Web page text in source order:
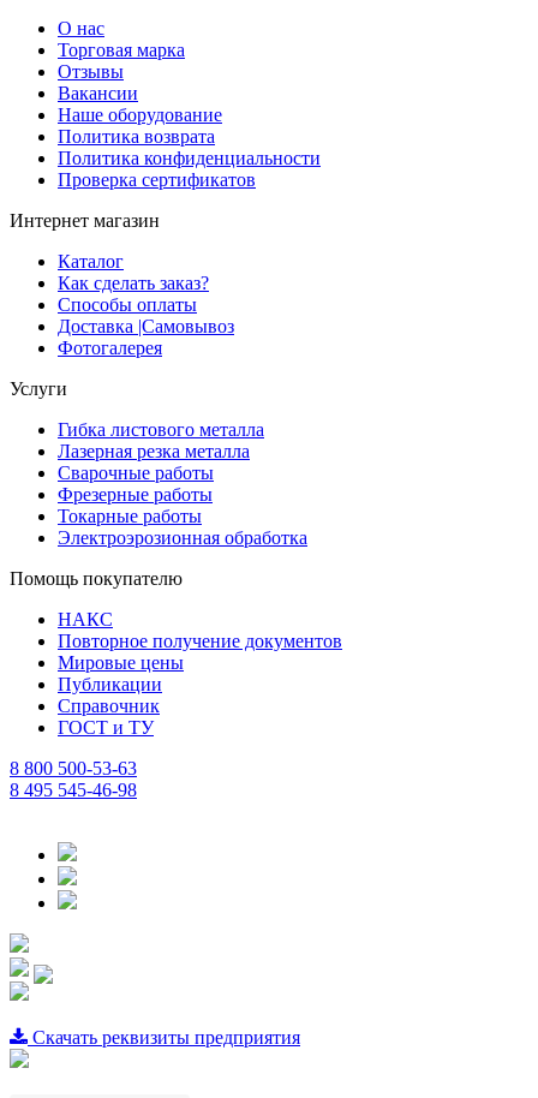
О нас
Торговая марка
Отзывы
Вакансии
Наше оборудование
Политика возврата
Политика конфиденциальности
Проверка сертификатов
Интернет магазин
Каталог
Как сделать заказ?
Способы оплаты
Доставка |Cамовывоз
Фотогалерея
Услуги
Гибка листового металла
Лазерная резка металла
Сварочные работы
Фрезерные работы
Токарные работы
Электроэрозионная обработка
Помощь покупателю
НАКС
Повторное получение документов
Мировые цены
Публикации
Справочник
ГОСТ и ТУ
8 800 500-53-63
8 495 545-46-98
Скачать реквизиты предприятия